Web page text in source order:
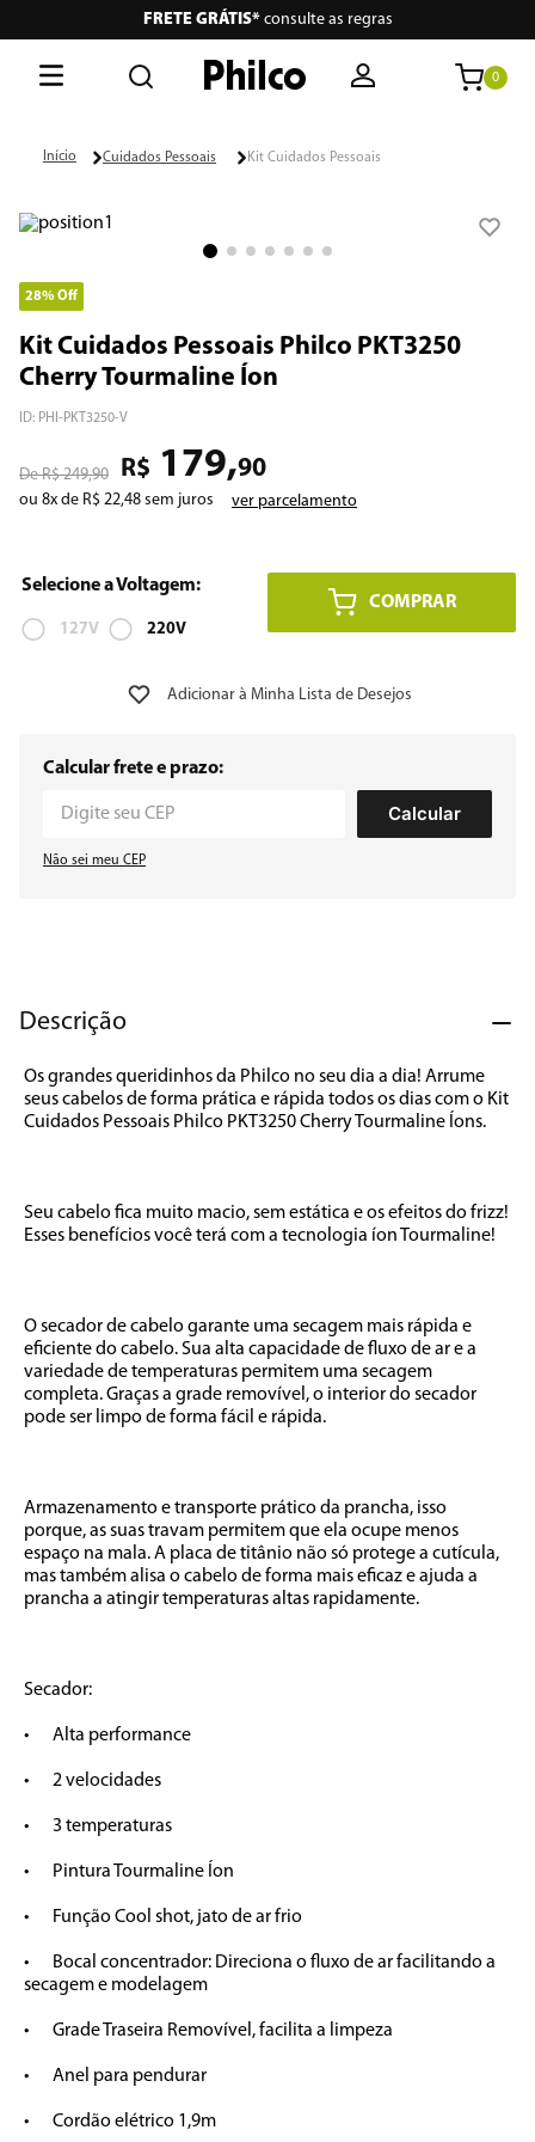
FRETE GRÁTIS*consulte as regras
0
Cuidados Pessoais Kit Cuidados Pessoais
28%Off
Kit Cuidados Pessoais Philco PKT3250
Cherry Tourmaline Íon
ID: PHI-PKT3250-V
R$ 249,90 R$ 179,90
ou 8x de R$ 22,48 sem juros ver parcelamento
127V 220V
COMPRAR
Calcular frete e prazo:
Calcular
Não sei meu CEP
Descrição
Os grandes queridinhos da Philco no seu dia a dia! Arrume
seus cabelos de forma prática e rápida todos os dias com o Kit
Cuidados Pessoais Philco PKT3250 Cherry Tourmaline Íons.
Seu cabelo fica muito macio, sem estática e os efeitos do frizz!
Esses benefícios você terá com a tecnologia íon Tourmaline!
O secador de cabelo garante uma secagem mais rápida e
eficiente do cabelo. Sua alta capacidade de fluxo de ar e a
variedade de temperaturas permitem uma secagem
completa. Graças a grade removível, o interior do secador
pode ser limpo de forma fácil e rápida.
Armazenamento e transporte prático da prancha, isso
porque, as suas travam permitem que ela ocupe menos
espaço na mala. A placa de titânio não só protege a cutícula,
mas também alisa o cabelo de forma mais eficaz e ajuda a
prancha a atingir temperaturas altas rapidamente.
Secador:
•	Alta performance
•	2 velocidades
•	3 temperaturas
•	Pintura Tourmaline Íon
•	Função Cool shot, jato de ar frio
•	Bocal concentrador: Direciona o fluxo de ar facilitando a
secagem e modelagem
•	Grade Traseira Removível, facilita a limpeza
•	Anel para pendurar
•	Cordão elétrico 1,9m
2º philco
3º portátil
4º vertical
6º aspiradores
8º 12000
9º geladeira